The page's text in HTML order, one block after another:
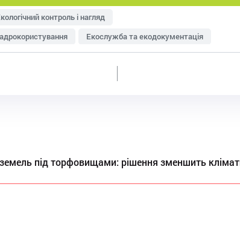
контроль і нагляд
Екослужба та екодокументація
Управління відходами
Ресурсозбереження
під торфовищами: рішення зменшить